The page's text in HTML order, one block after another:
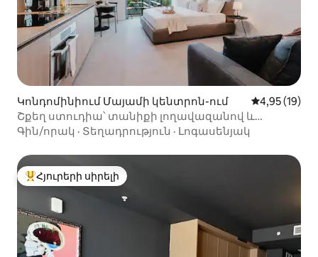
Կոնդոմինիում Մայամի կենտրոն-ում Միջին
4,95 (19)
Շքեղ ստուդիա՝ տանիքի լողավազանով և
անվճար կայանատեղիով
Գին/որակ · Տեղադրություն · Լոգասենյակ
Հյուրերի սիրելի լավագույն տները
Հյուրերի սիրելի